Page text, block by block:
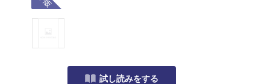
試し読みをする